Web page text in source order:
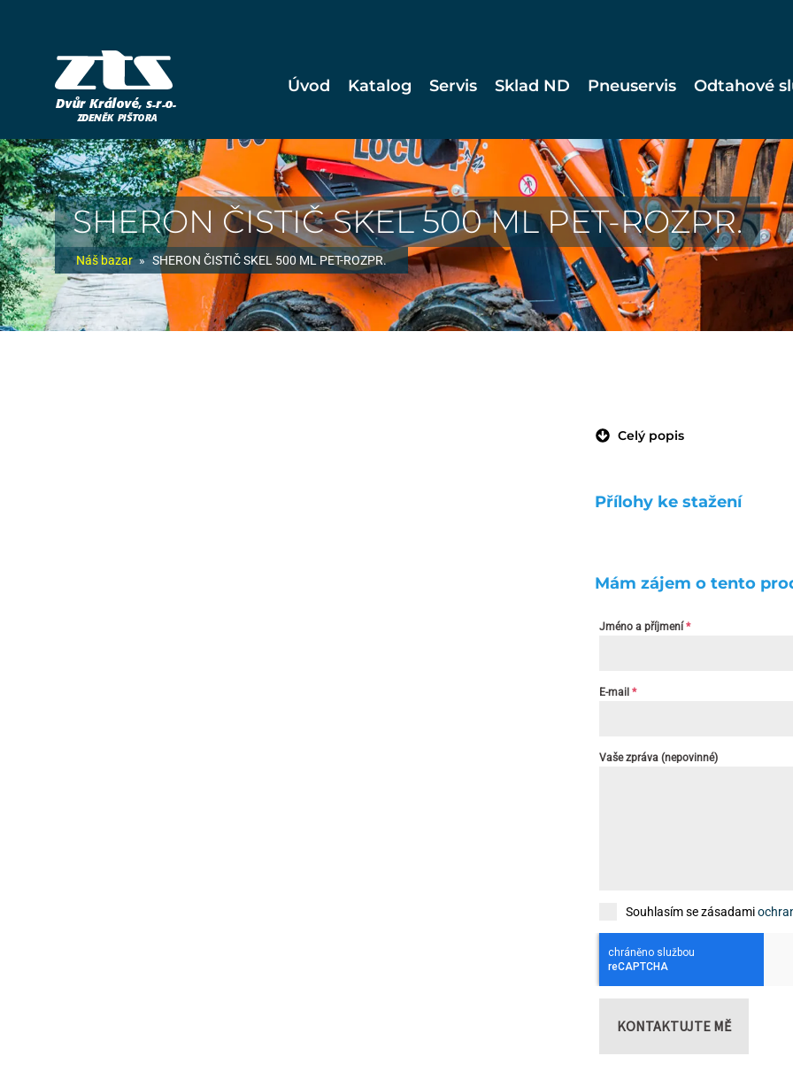
Úvod Katalog Servis Sklad ND Pneuservis Odtahové
SHERON ČISTIČ SKEL 500 ML PET-ROZPR.
Náš bazar » SHERON ČISTIČ SKEL 500 ML PET-ROZPR.
Celý popis
Přílohy ke stažení
Mám zájem o tento
Jméno a příjmení *
E-mail *
Vaše zpráva (nepovinné)
Souhlasím se zásadami
KONTAKTUJTE MĚ